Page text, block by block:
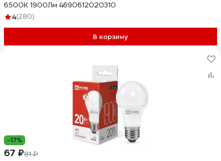
6500К 1900Лм 4690612020310
4(280)
В корзину
-17%
67 ₽81 ₽